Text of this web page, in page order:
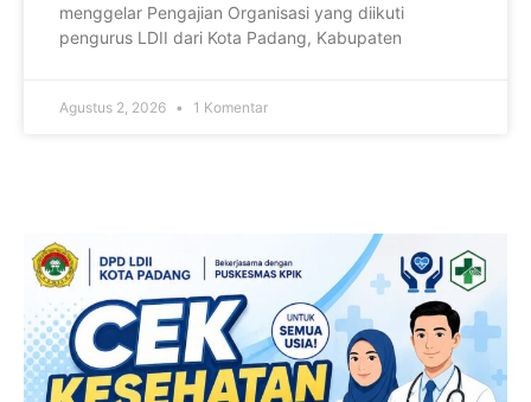
menggelar Pengajian Organisasi yang diikuti
pengurus LDII dari Kota Padang, Kabupaten
Agustus 2, 2026 1 Komentar